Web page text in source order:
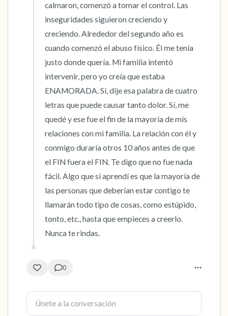
calmaron, comenzó a tomar el control. Las
inseguridades siguieron creciendo y
creciendo. Alrededor del segundo año es
cuando comenzó el abuso físico. Él me tenía
justo donde quería. Mi familia intentó
intervenir, pero yo creía que estaba
ENAMORADA. Sí, dije esa palabra de cuatro
letras que puede causar tanto dolor. Sí, me
quedé y ese fue el fin de la mayoría de mis
relaciones con mi familia. La relación con él y
conmigo duraría otros 10 años antes de que
el FIN fuera el FIN. Te digo que no fue nada
fácil. Algo que sí aprendí es que la mayoría de
las personas que deberían estar contigo te
llamarán todo tipo de cosas, como estúpido,
tonto, etc., hasta que empieces a creerlo.
Nunca te rindas.
0